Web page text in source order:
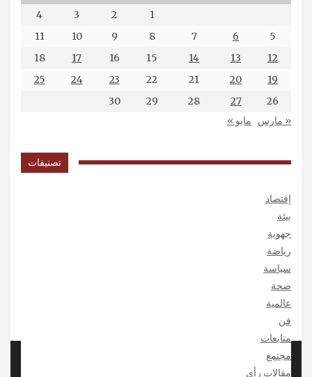
1
2
3
4
5
6
7
8
9
10
11
12
13
14
15
16
17
18
19
20
21
22
23
24
25
26
27
28
29
30
« مارس
مايو »
تصنيفات
إقتصاد
بيئة
جهوية
رياضة
سياسة
صحة
عالمية
فن
متابعات
مجتمع
مقالات رأي
Copyright الخبر 2026